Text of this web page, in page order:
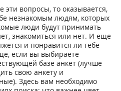
эти вопросы, то оказывается,
незнакомым людям, которых
люди будут принимать
знакомиться или нет. И еще
и понравится ли тебе
если вы выбираете
базе анкет (лучше
свою анкету и
Здесь вам необходимо